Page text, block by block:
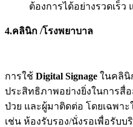
ต้องการได้อย่างรวดเร็ว
4.คลินิก /โรงพยาบาล
การใช้ Digital Signage ในคลินิ
ประสิทธิภาพอย่างยิ่งในการสื่
ป่วย และผู้มาติดต่อ โดยเฉพ
เช่น ห้องรับรอง/นั่งรอเพื่อรับ